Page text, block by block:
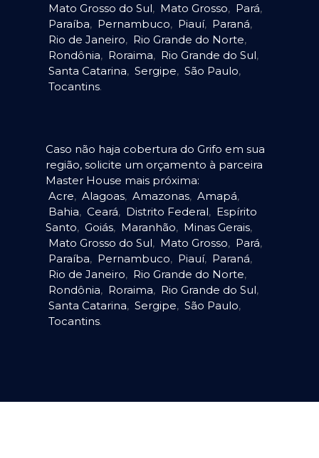
Mato Grosso do Sul, Mato Grosso, Pará,
Paraíba, Pernambuco, Piauí, Paraná,
Rio de Janeiro, Rio Grande do Norte,
Rondônia, Roraima, Rio Grande do Sul,
Santa Catarina, Sergipe, São Paulo,
Tocantins.
Caso não haja cobertura do Grifo em sua
região, solicite um orçamento à parceira
Master House mais próxima:
Acre, Alagoas, Amazonas, Amapá,
Bahia, Ceará, Distrito Federal, Espírito
Santo, Goiás, Maranhão, Minas Gerais,
Mato Grosso do Sul, Mato Grosso, Pará,
Paraíba, Pernambuco, Piauí, Paraná,
Rio de Janeiro, Rio Grande do Norte,
Rondônia, Roraima, Rio Grande do Sul,
Santa Catarina, Sergipe, São Paulo,
Tocantins.